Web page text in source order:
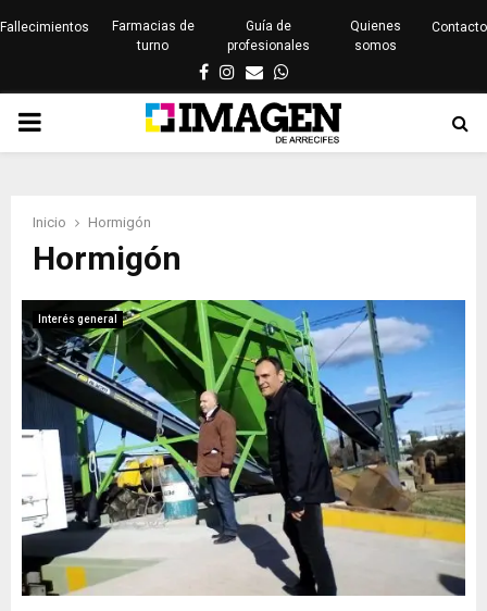
Fallecimientos
Farmacias de
turno
Guía de
profesionales
Quienes
somos
Contacto
Facebook
Instagram
EmailWhatsapp
PRIMARY
Inicio Hormigón
Hormigón
Interés general